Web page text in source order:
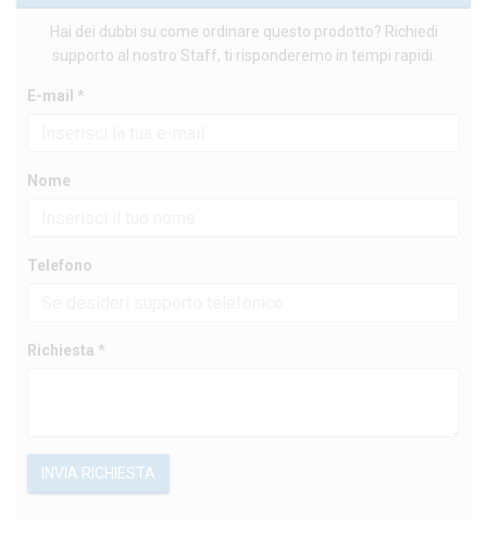
Hai dei dubbi su come ordinare questo prodotto? Richiedi
supporto al nostro Staff, ti risponderemo in tempi rapidi.
E-mail *
Nome
Telefono
Richiesta *
INVIA RICHIESTA